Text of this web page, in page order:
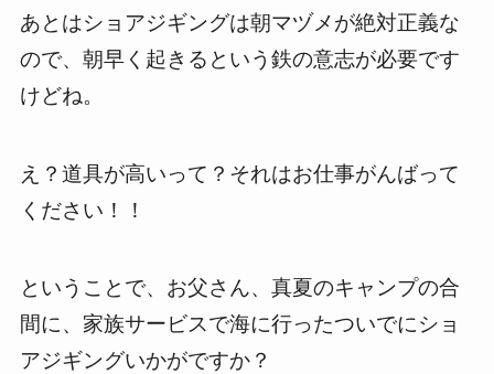
あとはショアジギングは朝マヅメが絶対正義な
ので、朝早く起きるという鉄の意志が必要です
けどね。
え？道具が高いって？それはお仕事がんばって
ください！！
ということで、お父さん、真夏のキャンプの合
間に、家族サービスで海に行ったついでにショ
アジギングいかがですか？